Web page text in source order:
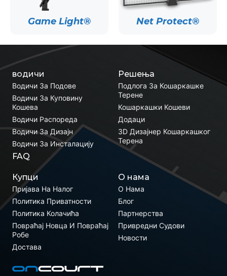
Game Light® Net Protect®
Решења
Подлога За Кошаркашке
Терене
Кошаркашки Кошеви
Додаци
3D Дизајнер Кошаркашког
Терена
водичи
Водичи За Подове
Водичи За Куповину
Кошева
Водичи Распореда
Водичи За Дизајн
Водичи За Инсталацију
FAQ
Купци
Пријава На Налог
Политика Приватности
Политика Колачића
Повраћај Новца И Повраћај
Робе
Достава
О нама
О Нама
Блог
Партнерства
Привредни Судови
Новости